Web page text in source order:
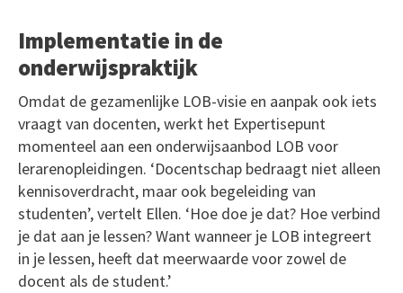
Implementatie in de
onderwijspraktijk
Omdat de gezamenlijke LOB-visie en aanpak ook iets
vraagt van docenten, werkt het Expertisepunt
momenteel aan een onderwijsaanbod LOB voor
lerarenopleidingen. ‘Docentschap bedraagt niet alleen
kennisoverdracht, maar ook begeleiding van
studenten’, vertelt Ellen. ‘Hoe doe je dat? Hoe verbind
je dat aan je lessen? Want wanneer je LOB integreert
in je lessen, heeft dat meerwaarde voor zowel de
docent als de student.’